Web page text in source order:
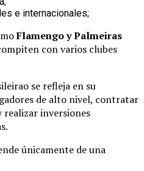
e internacionales;
Flamengo y Palmeiras
con varios clubes
se refleja en su
de alto nivel, contratar
inversiones
únicamente de una